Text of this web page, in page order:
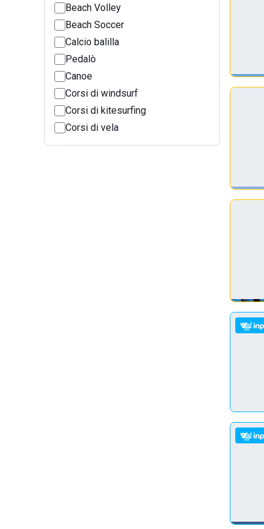
Beach Volley
Beach Soccer
Calcio balilla
Pedalò
Canoe
Corsi di windsurf
Corsi di kitesurfing
Corsi di vela